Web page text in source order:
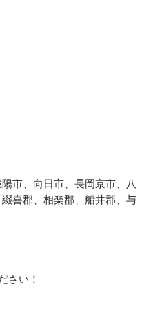
市、向日市、長岡京市、八
喜郡、相楽郡、船井郡、与
さい！